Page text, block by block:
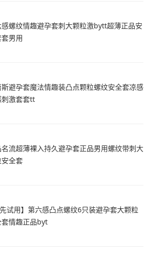
螺纹情趣避孕套刺大颗粒激bytt超薄正品安
男用
避孕套魔法情趣装凸点颗粒螺纹安全套凉感
刺激套套tt
名流超薄裸入持久避孕套正品男用螺纹带刺大
全套
先试用】第六感凸点螺纹6只装避孕套大颗粒
套情趣正品byt